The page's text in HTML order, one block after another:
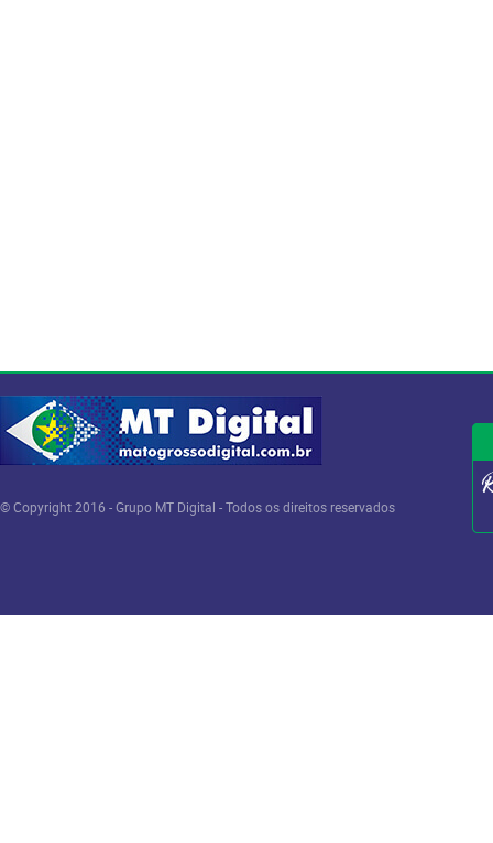
© Copyright 2016 - Grupo MT Digital - Todos os direitos reservados